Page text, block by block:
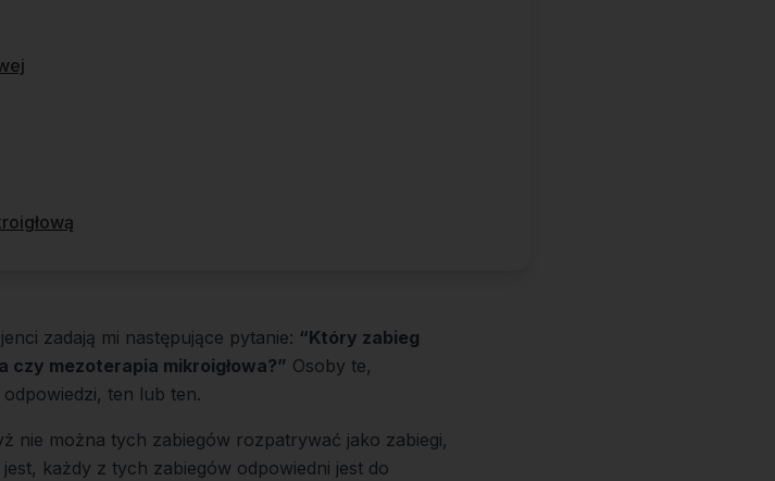
zadają mi następujące pytanie: “Który zabieg
czy mezoterapia mikroigłowa?” Osoby te,
ten lub ten.
nie można tych zabiegów rozpatrywać jako zabiegi,
każdy z tych zabiegów odpowiedni jest do